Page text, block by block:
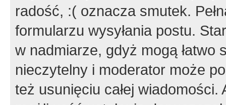
radość, :( oznacza smutek.
formularzu wysyłania postu.
w nadmiarze, gdyż mogą
nieczytelny i moderator może
też usunięciu całej